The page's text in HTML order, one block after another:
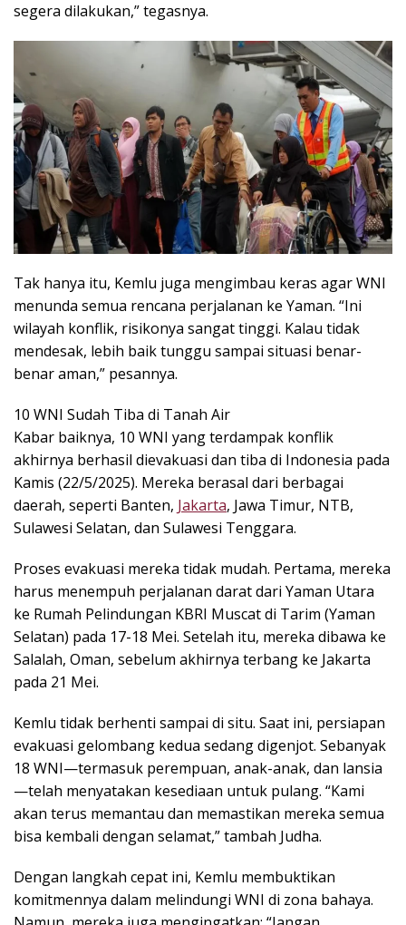
segera dilakukan,” tegasnya.
Tak hanya itu, Kemlu juga mengimbau keras agar WNI
menunda semua rencana perjalanan ke Yaman. “Ini
wilayah konflik, risikonya sangat tinggi. Kalau tidak
mendesak, lebih baik tunggu sampai situasi benar-
benar aman,” pesannya.
10 WNI Sudah Tiba di Tanah Air
Kabar baiknya, 10 WNI yang terdampak konflik
akhirnya berhasil dievakuasi dan tiba di Indonesia pada
Kamis (22/5/2025). Mereka berasal dari berbagai
daerah, seperti Banten, Jakarta, Jawa Timur, NTB,
Sulawesi Selatan, dan Sulawesi Tenggara.
Proses evakuasi mereka tidak mudah. Pertama, mereka
harus menempuh perjalanan darat dari Yaman Utara
ke Rumah Pelindungan KBRI Muscat di Tarim (Yaman
Selatan) pada 17-18 Mei. Setelah itu, mereka dibawa ke
Salalah, Oman, sebelum akhirnya terbang ke Jakarta
pada 21 Mei.
Kemlu tidak berhenti sampai di situ. Saat ini, persiapan
evakuasi gelombang kedua sedang digenjot. Sebanyak
18 WNI—termasuk perempuan, anak-anak, dan lansia
—telah menyatakan kesediaan untuk pulang. “Kami
akan terus memantau dan memastikan mereka semua
bisa kembali dengan selamat,” tambah Judha.
Dengan langkah cepat ini, Kemlu membuktikan
komitmennya dalam melindungi WNI di zona bahaya.